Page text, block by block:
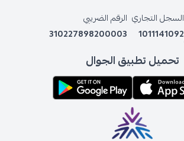
السجل التجاري
1011141092
الرقم الضريبي
310227898200003
تحميل تطبيق الجوال